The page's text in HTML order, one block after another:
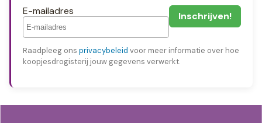
E-mailadres
Raadpleeg ons privacybeleid voor meer informatie over hoe
koopjesdrogisterij jouw gegevens verwerkt.